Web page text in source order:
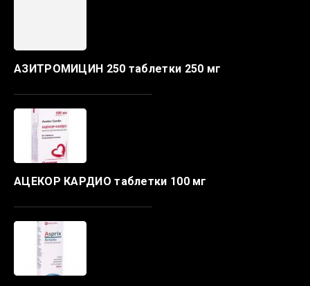
АЗИТРОМИЦИН 250 таблетки 250 мг
АЦЕКОР КАРДИО таблетки 100 мг